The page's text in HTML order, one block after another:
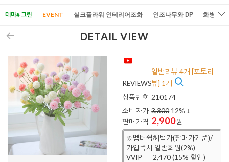
테마# 그린 EVENT 실크플라워 인테리어조화 인조나무와 DP 화병/화
DETAIL VIEW
REVIEWS
일반리뷰 4개 [포토리
뷰] 1개
상품번호 210174
소비자가 3,300 12% ↓
판매가격 2,900원
※멤버쉽혜택가(판매가기준)/
가입즉시 일반회원(2%)
VVIP
2,470 (15% 할인)